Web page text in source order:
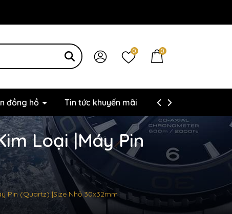
0 0
đồng hồ Tin tức khuyến mãi Thông tin liên hệ
Loại |Máy Pin
Pin (Quartz) |Size Nhỏ 30x32mm